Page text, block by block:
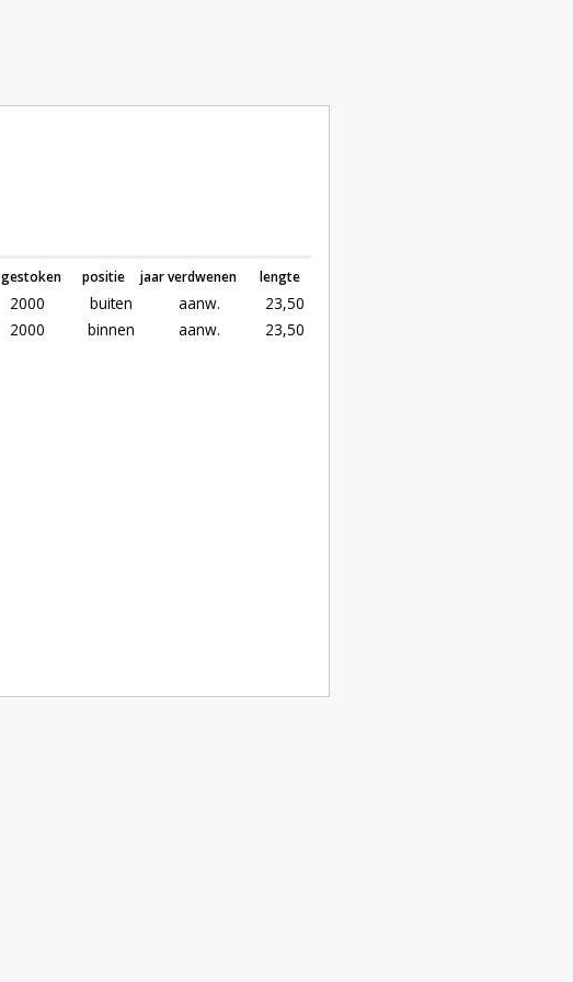
positie jaar verdwenen lengte
2000 buiten aanw.
23,50
2000 binnen aanw. 23,50